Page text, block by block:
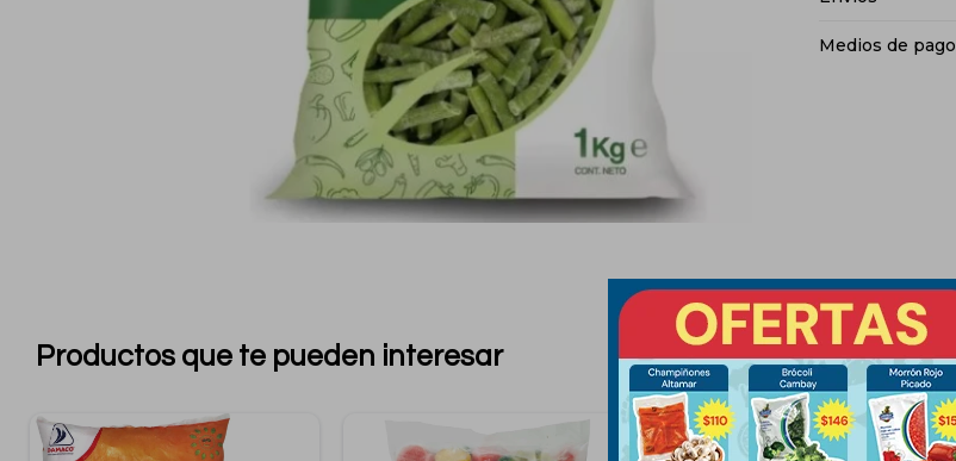
Medios de pago
Productos que te pueden interesar